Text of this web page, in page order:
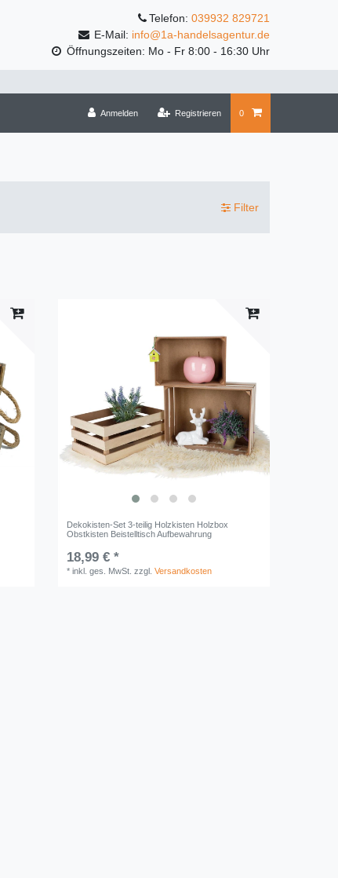
Telefon: 039932 829721
E-Mail: info@1a-handelsagentur.de
Öffnungszeiten: Mo - Fr 8:00 - 16:30 Uhr
Anmelden Registrieren 0
Filter
Dekokisten-Set 3-teilig Holzkisten Holzbox
Obstkisten Beistelltisch Aufbewahrung
18,99 € *
*inkl. ges. MwSt. zzgl.Versandkosten